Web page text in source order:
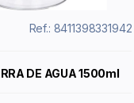
Ref.: 8411398331942
DE AGUA 1500ml